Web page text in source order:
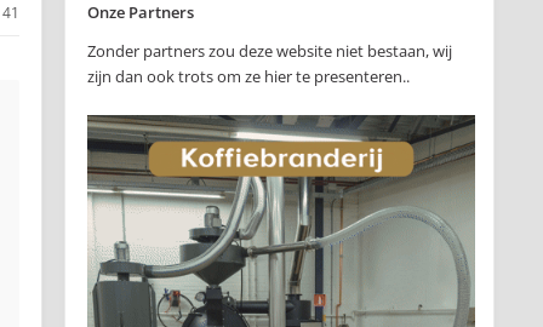
41
Onze Partners
Zonder partners zou deze website niet bestaan, wij
zijn dan ook trots om ze hier te presenteren..